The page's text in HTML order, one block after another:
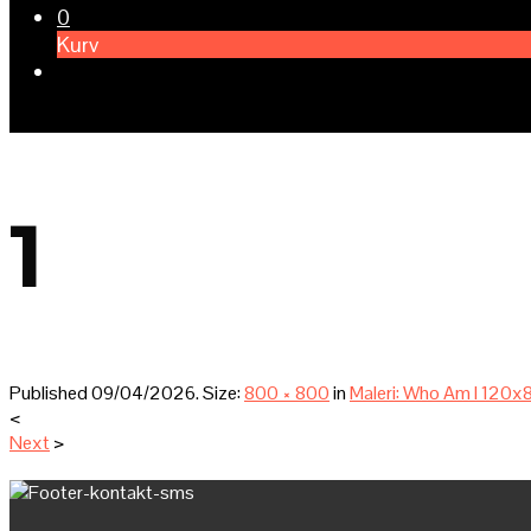
0
Kurv
1
Published09/04/2026. Size:800 × 800inMaleri: Who Am I
<
Next>